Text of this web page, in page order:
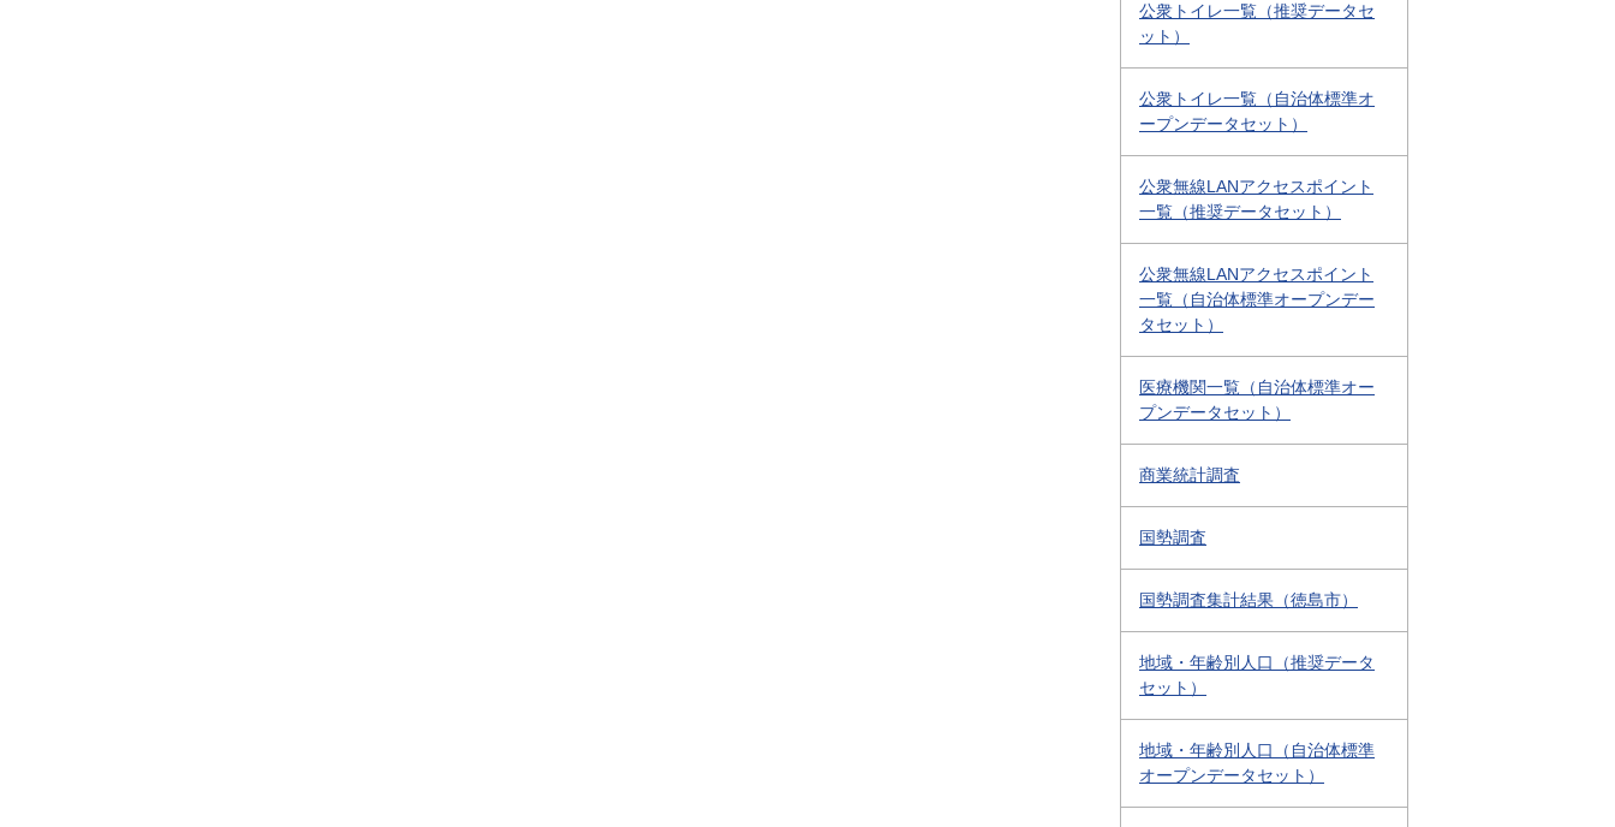
公衆トイレ一覧（推奨データセ
ット）
公衆トイレ一覧（自治体標準オ
ープンデータセット）
公衆無線LANアクセスポイント
一覧（推奨データセット）
公衆無線LANアクセスポイント
一覧（自治体標準オープンデー
タセット）
医療機関一覧（自治体標準オー
プンデータセット）
商業統計調査
国勢調査
国勢調査集計結果（徳島市）
地域・年齢別人口（推奨データ
セット）
地域・年齢別人口（自治体標準
オープンデータセット）